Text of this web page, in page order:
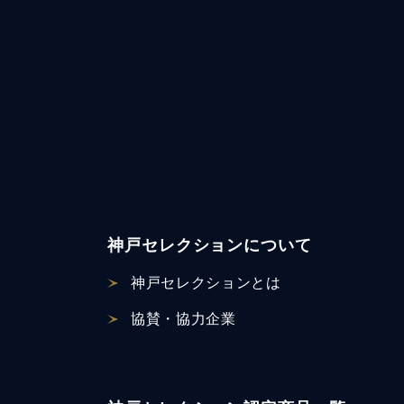
神戸セレクションについて
神戸セレクションとは
協賛・協力企業